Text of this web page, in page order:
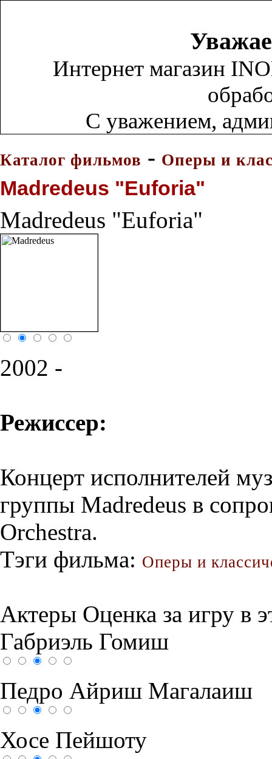
Интернет магазин
С уважением,
Каталог фильмов - Оперы и
Madredeus "Euforia"
Madredeus "Euforia"
2002 -
Режиссер:
Концерт исполнителей
группы Madredeus в
Orchestra.
Тэги фильма: Оперы и
Актеры Оценка за игру в
Габриэль Гомиш
Педро Айриш Магалаиш
Хосе Пейшоту